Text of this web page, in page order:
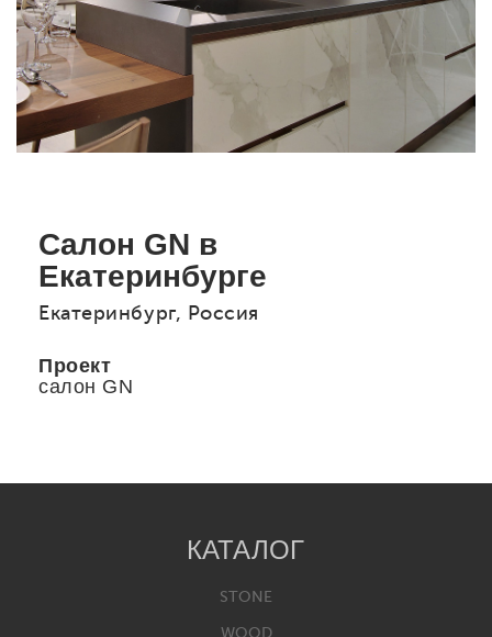
Салон GN в
Екатеринбурге
Екатеринбург, Россия
Проект
салон GN
КАТАЛОГ
STONE
WOOD